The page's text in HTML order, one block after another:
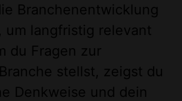
Branchenentwicklung
um langfristig relevant
du Fragen zur
stellst, zeigst du
Denkweise und dein